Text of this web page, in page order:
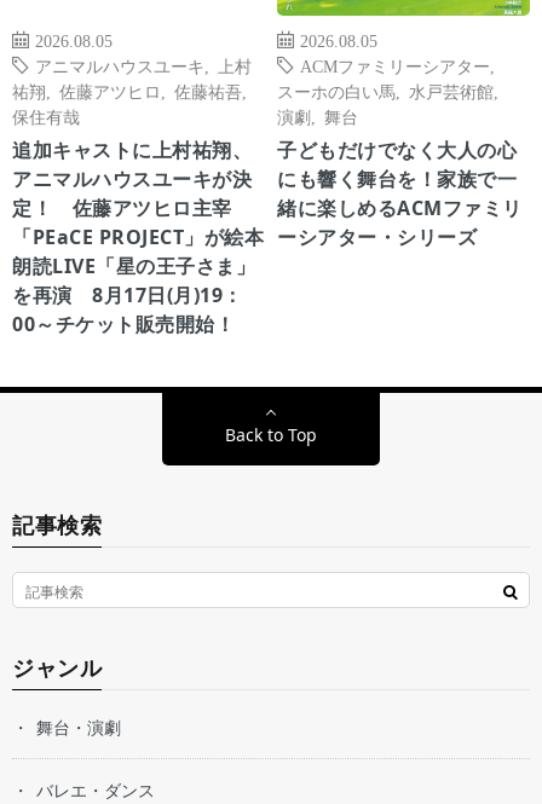
2026.08.05
アニマルハウスユーキ
上村
祐翔
佐藤アツヒロ 佐藤祐吾
保住有哉
追加キャストに上村祐翔、
アニマルハウスユーキが決
定！ 佐藤アツヒロ主宰
「PEaCE PROJECT」が絵本
朗読LIVE「星の王子さま」
を再演 8月17日(月)19：
00～チケット販売開始！
2026.08.05
ACMファミリーシアター
スーホの白い馬
水戸芸術館
演劇
舞台
子どもだけでなく大人の心
にも響く舞台を！家族で一
緒に楽しめるACMファミリ
ーシアター・シリーズ
Back to Top
記事検索
ジャンル
舞台・演劇
バレエ・ダンス